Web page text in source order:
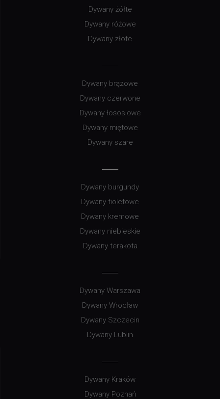
Dywany żółte
Dywany różowe
Dywany złote
Dywany brązowe
Dywany czerwone
Dywany łososiowe
Dywany miętowe
Dywany szare
Dywany burgundy
Dywany fioletowe
Dywany kremowe
Dywany niebieskie
Dywany terakota
Dywany Warszawa
Dywany Wrocław
Dywany Szczecin
Dywany Lublin
Dywany Kraków
Dywany Poznań